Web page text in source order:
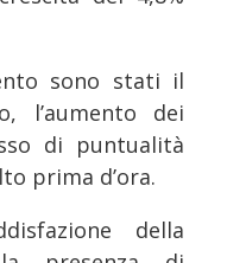
sono stati il
l’aumento dei
di puntualità
prima d’ora.
della